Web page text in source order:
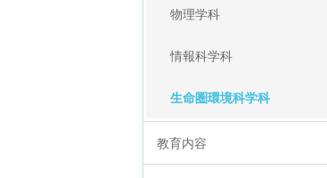
物理学科
情報科学科
生命圏環境科学科
教育内容